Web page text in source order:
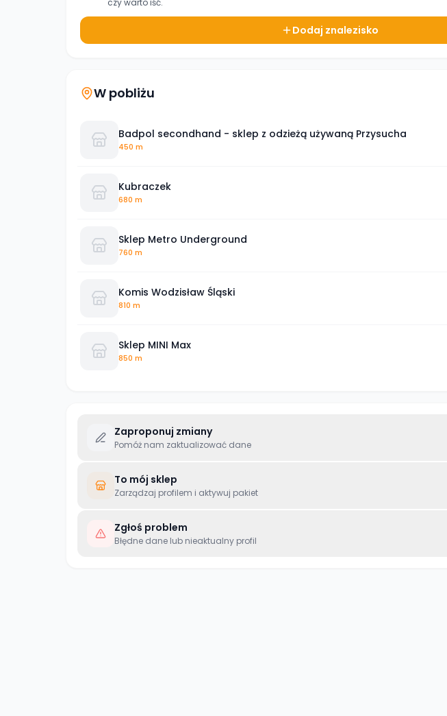
czy warto iść.
Dodaj znalezisko
W pobliżu
Badpol secondhand - sklep z odzieżą używaną Przysucha
450 m
Kubraczek
680 m
Sklep Metro Underground
760 m
Komis Wodzisław Śląski
810 m
Sklep MINI Max
850 m
Zaproponuj zmiany
Pomóż nam zaktualizować dane
To mój sklep
Zarządzaj profilem i aktywuj pakiet
Zgłoś problem
Błędne dane lub nieaktualny profil